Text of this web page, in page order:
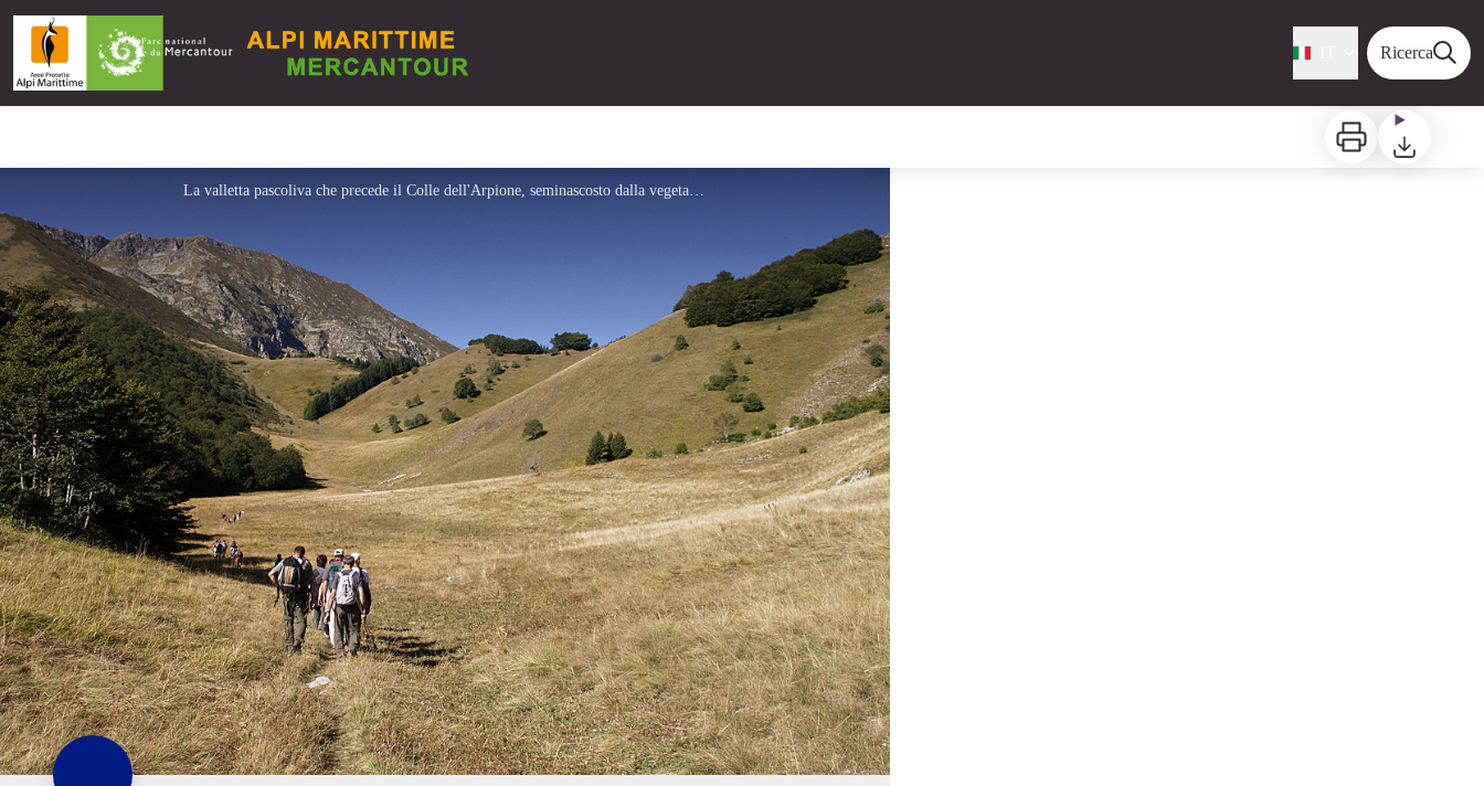
Ricerca
Stampa Scaricare
La valletta pascoliva che precede il Colle dell'Arpione, seminascosto dalla vegetazione al centro della foto - Roberto Pockaj